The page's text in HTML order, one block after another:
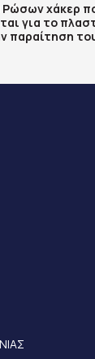
χάκερ
για το
παραίτηση